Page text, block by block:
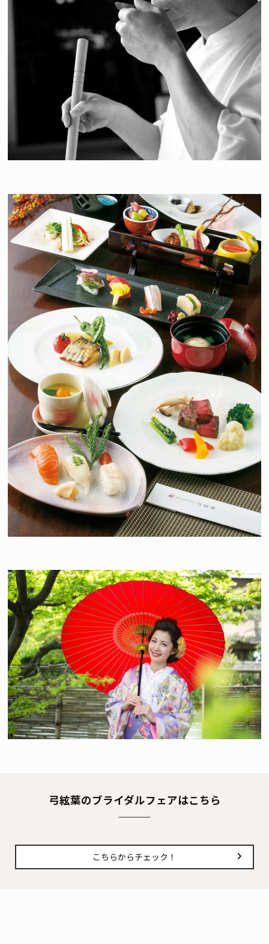
弓絃葉のブライダルフェアはこちら
こちらからチェック！